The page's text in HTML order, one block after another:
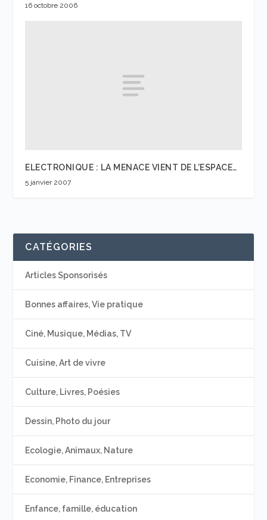
16 octobre 2006
ELECTRONIQUE : LA MENACE VIENT DE L’ESPACE…
5 janvier 2007
CATÉGORIES
Articles Sponsorisés
Bonnes affaires, Vie pratique
Ciné, Musique, Médias, TV
Cuisine, Art de vivre
Culture, Livres, Poésies
Dessin, Photo du jour
Ecologie, Animaux, Nature
Economie, Finance, Entreprises
Enfance, famille, éducation